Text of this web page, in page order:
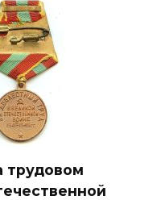
трудовом